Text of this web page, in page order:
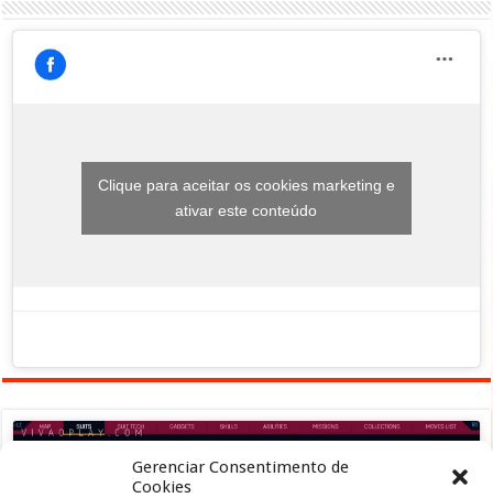
Gerenciar Consentimento de
Cookies
Clique para aceitar os cookies marketing e
ativar este conteúdo